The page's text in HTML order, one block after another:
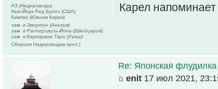
Карел
АЗ (Нидерланды)
Нью-Йорк Ред Буллз (США)
Кимпхо (Южная Корея)
зам. в Эвертон (Англия)
зам. в Рапперсвиль-Йона (Швейцария)
зам. в Карнарвон Таун (Уэльс)
Сборная Нидерландов (мол.)
Re: Японская флудилка
enit 17 июл 2021,